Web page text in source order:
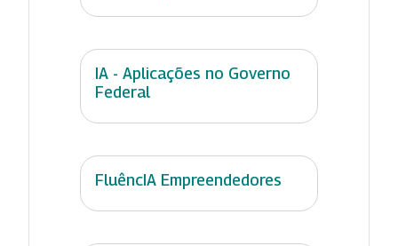
IA - Aplicações no Governo
Federal
FluêncIA Empreendedores